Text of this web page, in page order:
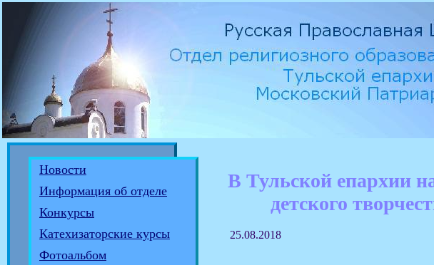
Новости
Информация об отделе
Конкурсы
Катехизаторские курсы
Фотоальбом
В Тульской епархии
детского
25.08.2018